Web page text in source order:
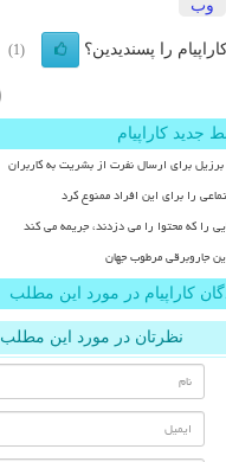
وب
را پسندیدین؟ (1)
جدید کاراپیام
برای ارسال نفرت از بشریت به کاربران
را برای این افراد ممنوع کرد
را که محتوا را می دزدند، جریمه می کند
جاروبرقی مرطوب جهان
کاراپیام در مورد این مطلب
نظرتان در مورد این مطلب